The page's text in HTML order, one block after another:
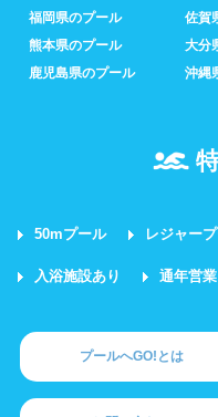
福岡県のプール
佐賀
熊本県のプール
大分
鹿児島県のプール
沖縄
50mプール レジャー
入浴施設あり 通年営業
プールへGO!とは